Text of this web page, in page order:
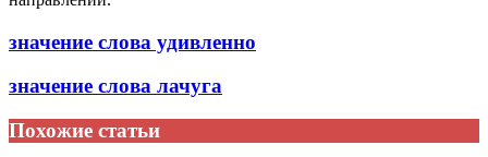
значение слова удивленно
значение слова лачуга
Похожие статьи